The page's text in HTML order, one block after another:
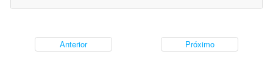
Anterior Próximo